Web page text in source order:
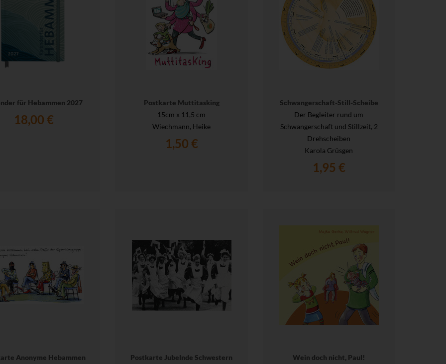
für Hebammen 2027
18,00 €
Postkarte Muttitasking
15cm x 11,5 cm
Wiechmann, Heike
1,50 €
Schwangerschaft-Still-Scheibe
Der Begleiter rund um
Schwangerschaft und Stillzeit, 2
Drehscheiben
Karola Grüsgen
1,95 €
Anonyme Hebammen
Postkarte Jubelnde Schwestern
Wein doch nicht, Paul!